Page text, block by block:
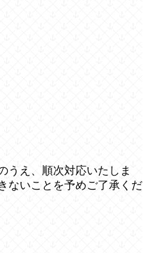
うえ、順次対応いたしま
ないことを予めご了承くだ